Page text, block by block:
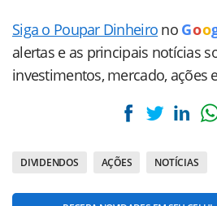
Siga o Poupar Dinheiro no Goog
alertas e as principais notícias
investimentos, mercado, ações
DIVIDENDOS AÇÕES NOTÍCIAS